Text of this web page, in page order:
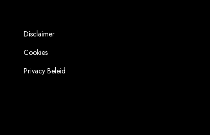
Disclaimer
Cookies
Privacy Beleid